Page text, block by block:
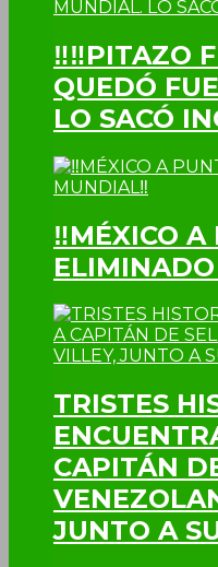
‼‼PITAZO
QUEDÓ
LO SACÓ
‼MÉXICO A
TRISTES
CAPITÁN
JUNTO A